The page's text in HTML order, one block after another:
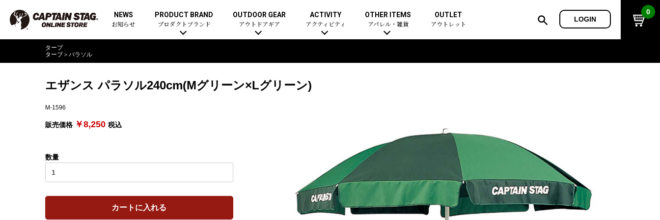
NEWS
お知らせ
PRODUCT BRAND
プロダクトブランド
OUTDOOR GEAR
アウトドアギア
ACTIVITY
アクティビティ
OTHER ITEMS
アパレル・雑貨
OUTLET
アウトレット
LOGIN
0
タープ
タープ＞ パラソル
エザンス パラソル240cm(Mグリーン×Lグリーン)
M-1596
販売価格 ￥8,250 税込
数量
カートに入れる